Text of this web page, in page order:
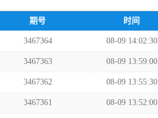
期号 时间
3467364 08-09 14:02:30
3467363 08-09 13:59:00
3467362 08-09 13:55:30
3467361 08-09 13:52:00